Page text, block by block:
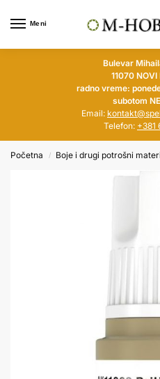
Meni
Bulevar
11070 NOVI
radno vreme:
subotom
Email:
Telefon: +381
Početna / Boje i drugi potrošni